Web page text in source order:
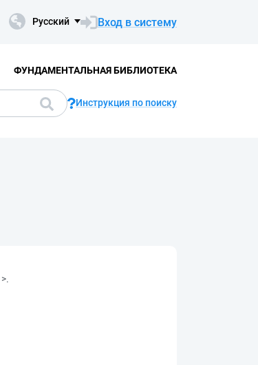
Русский Вход в систему
ФУНДАМЕНТАЛЬНАЯ БИБЛИОТЕКА
Инструкция по поиску
>.